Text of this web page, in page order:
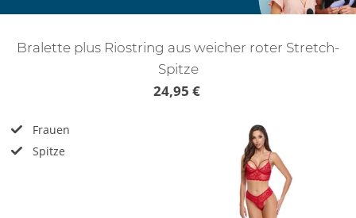
Bralette plus Riostring aus weicher roter Stretch-
Spitze
24,95 €
Frauen
Spitze